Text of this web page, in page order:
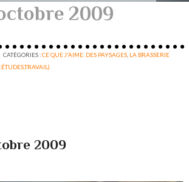
2009
CATÉGORIES :CE QUE J'AIME. DES PAYSAGES LA BRASSERIE
2009